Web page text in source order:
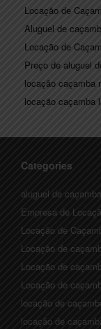
Locação de
Aluguel de
Locação de
Preço de aluguel
locação caçamba
locação caçamba
Categories
aluguel de
Empresa de
Locação de
Locação de
Locação de
Locação de
locação de
locação de